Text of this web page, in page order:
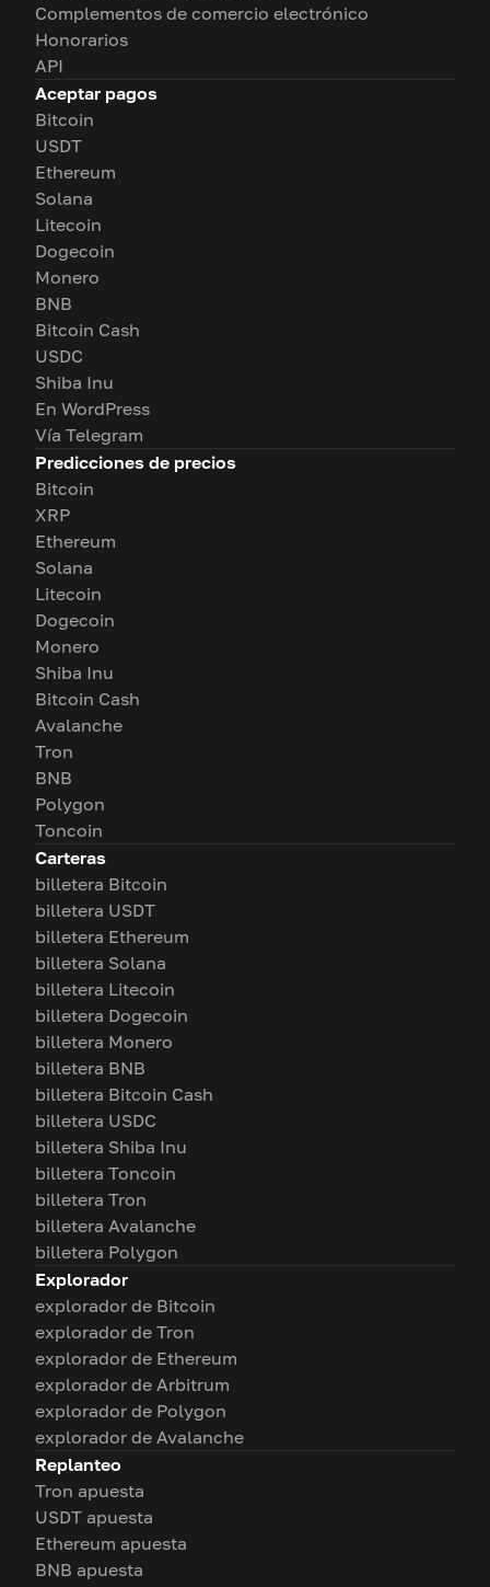
Complementos de comercio electrónico
Honorarios
API
Aceptar pagos
Bitcoin
USDT
Ethereum
Solana
Litecoin
Dogecoin
Monero
BNB
Bitcoin Cash
USDC
Shiba Inu
En WordPress
Vía Telegram
Predicciones de precios
Bitcoin
XRP
Ethereum
Solana
Litecoin
Dogecoin
Monero
Shiba Inu
Bitcoin Cash
Avalanche
Tron
BNB
Polygon
Toncoin
Carteras
billetera Bitcoin
billetera USDT
billetera Ethereum
billetera Solana
billetera Litecoin
billetera Dogecoin
billetera Monero
billetera BNB
billetera Bitcoin Cash
billetera USDC
billetera Shiba Inu
billetera Toncoin
billetera Tron
billetera Avalanche
billetera Polygon
Explorador
explorador de Bitcoin
explorador de Tron
explorador de Ethereum
explorador de Arbitrum
explorador de Polygon
explorador de Avalanche
Replanteo
Tron apuesta
USDT apuesta
Ethereum apuesta
BNB apuesta